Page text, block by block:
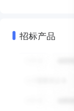
招标产品